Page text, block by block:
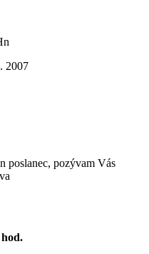
2007
poslanec, pozývam Vás